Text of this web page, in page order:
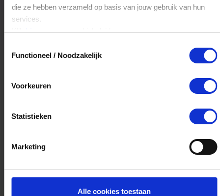
die ze hebben verzameld op basis van jouw gebruik van hun
services.
Klikhiervoor ons cookiebeleid.
Functioneel / Noodzakelijk
Voorkeuren
Statistieken
Marketing
Alle cookies toestaan
Kan ik het saldo in delen besteden?
Het volledige saldo op de VVV cadeaukaart
cadeaukaart in delen uitgeven.